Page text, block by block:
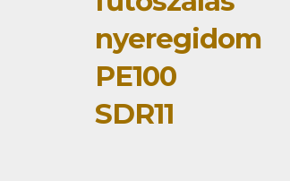
nyeregidom
PE100
SDR11